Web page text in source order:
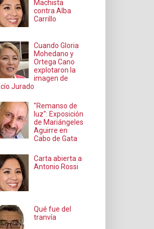
Machista
contra Alba
Carrillo
Cuando Gloria
Mohedano y
Ortega Cano
explotaron la
imagen de
Jurado
"Remanso de
luz": Exposición
de Mariángeles
Aguirre en
Cabo de Gata
Carta abierta a
Antonio Rossi
Qué fue del
tranvía